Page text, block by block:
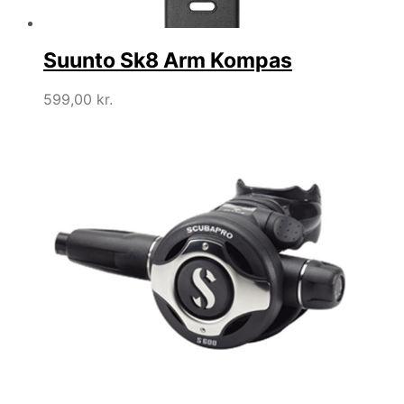
Suunto Sk8 Arm Kompas
599,00 kr.